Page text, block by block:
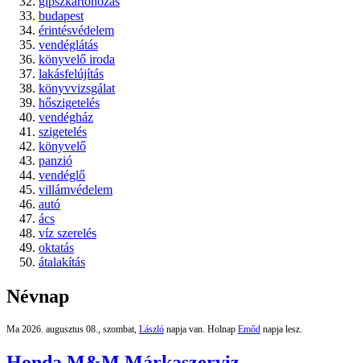
budapest
érintésvédelem
vendéglátás
könyvelő iroda
lakásfelújítás
könyvvizsgálat
hőszigetelés
vendégház
szigetelés
könyvelő
panzió
vendéglő
villámvédelem
autó
ács
víz szerelés
oktatás
átalakítás
Névnap
Ma 2026. augusztus 08., szombat, László napja van. Holnap Emőd napja lesz.